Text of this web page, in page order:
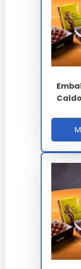
Green, 99Food
McDonald
Reduce, KFC
sustainable.
Para
14040 GHG
Compost,
OTIF 98%. A
22000, 17088,
estoque 30 dias,
considera 28%
sustentável
Material